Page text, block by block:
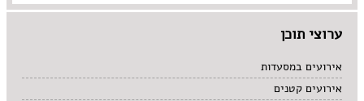
מרקים
מתוקים
סנדוויץ' בר
פאב
ערוצי תוכן
אירועים במסעדות
אירועים קטנים